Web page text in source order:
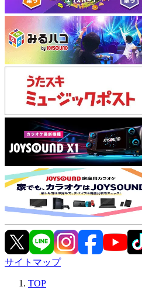
サイトマップ
TOP